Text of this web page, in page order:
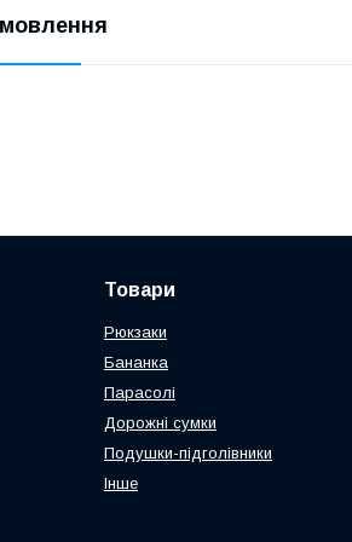
Товари
Рюкзаки
Бананка
Парасолі
Дорожні сумки
Подушки-підголівники
Інше